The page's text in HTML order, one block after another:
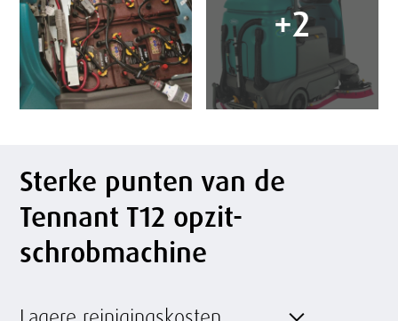
+2
Sterke punten van de
Tennant T12 opzit-
schrobmachine